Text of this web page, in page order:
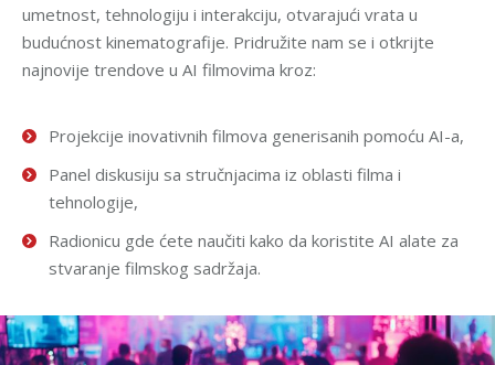
umetnost, tehnologiju i interakciju, otvarajući vrata u
budućnost kinematografije. Pridružite nam se i otkrijte
najnovije trendove u AI filmovima kroz:
Projekcije inovativnih filmova generisanih pomoću AI-a,
Panel diskusiju sa stručnjacima iz oblasti filma i
tehnologije,
Radionicu gde ćete naučiti kako da koristite AI alate za
stvaranje filmskog sadržaja.